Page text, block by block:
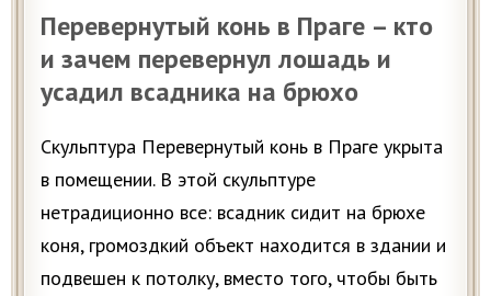
Перевернутый конь в Праге – кто
и зачем перевернул лошадь и
усадил всадника на брюхо
Скульптура Перевернутый конь в Праге укрыта
в помещении. В этой скульптуре
нетрадиционно все: всадник сидит на брюхе
коня, громоздкий объект находится в здании и
подвешен к потолку, вместо того, чтобы быть